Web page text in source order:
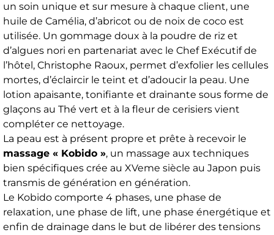
un soin unique et sur mesure à chaque client, une
huile de Camélia, d’abricot ou de noix de coco est
utilisée. Un gommage doux à la poudre de riz et
d’algues nori en partenariat avec le Chef Exécutif de
l’hôtel, Christophe Raoux, permet d’exfolier les cellules
mortes, d’éclaircir le teint et d’adoucir la peau. Une
lotion apaisante, tonifiante et drainante sous forme de
glaçons au Thé vert et à la fleur de cerisiers vient
compléter ce nettoyage.
La peau est à présent propre et prête à recevoir le
massage « Kobido », un massage aux techniques
bien spécifiques crée au XVeme siècle au Japon puis
transmis de génération en génération.
Le Kobido comporte 4 phases, une phase de
relaxation, une phase de lift, une phase énergétique et
enfin de drainage dans le but de libérer des tensions